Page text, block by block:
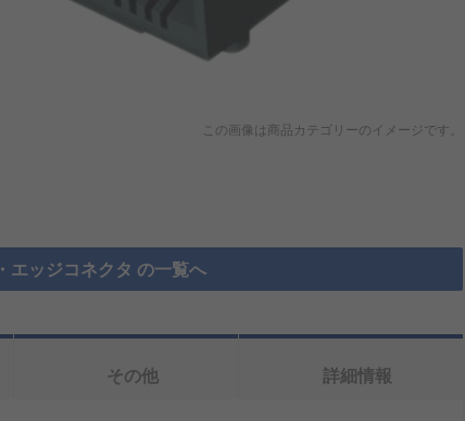
この画像は商品カテゴリーのイメージです。
エッジコネクタ の一覧へ
その他 詳細情報